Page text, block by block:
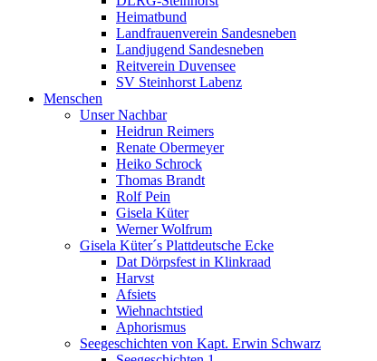
Heimatbund
Landfrauenverein Sandesneben
Landjugend Sandesneben
Reitverein Duvensee
SV Steinhorst Labenz
Menschen
Unser Nachbar
Heidrun Reimers
Renate Obermeyer
Heiko Schrock
Thomas Brandt
Rolf Pein
Gisela Küter
Werner Wolfrum
Gisela Küter´s Plattdeutsche Ecke
Dat Dörpsfest in Klinkraad
Harvst
Afsiets
Wiehnachtstied
Aphorismus
Seegeschichten von Kapt. Erwin Schwarz